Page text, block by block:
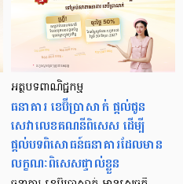
អត្ថបទពាណិជ្ជកម្ម
ធនាគារ ខេប៊ីប្រាសាក់ ផ្ដល់ជូន
សេវាលេខគណនីពិសេស ដើម្បី
ផ្តល់បទពិសោធន៍ធនាគារដែលមាន
លក្ខណៈពិសេសផ្ទាល់ខ្លួន